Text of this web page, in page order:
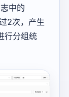
中的
2次，产生
行分组统